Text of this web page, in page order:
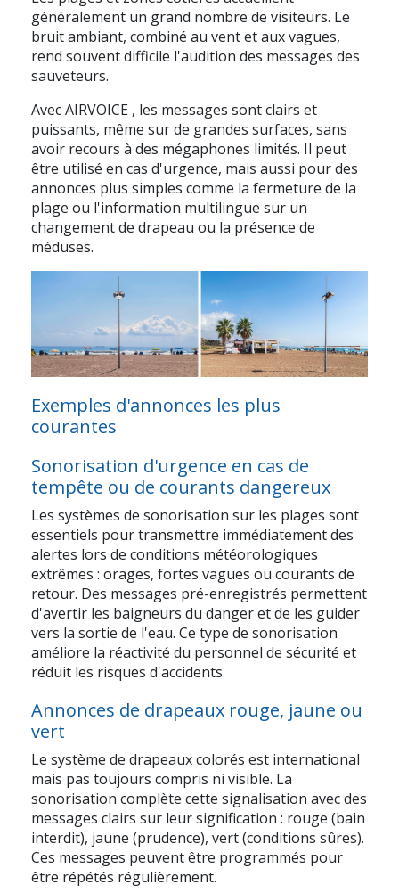
généralement un grand nombre de visiteurs. Le
bruit ambiant, combiné au vent et aux vagues,
rend souvent difficile l'audition des messages des
sauveteurs.
AvecAIRVOICE , les messages sont clairs et
puissants, même sur de grandes surfaces, sans
avoir recours à des mégaphones limités. Il peut
être utilisé en cas d'urgence, mais aussi pour des
annonces plus simples comme la fermeture de la
plage ou l'information multilingue sur un
changement de drapeau ou la présence de
méduses.
Exemples d'annonces les plus
courantes
Sonorisation d'urgence en cas de
tempête ou de courants dangereux
Les systèmes de sonorisation sur les plages sont
essentiels pour transmettre immédiatement des
alertes lors de conditions météorologiques
extrêmes : orages, fortes vagues ou courants de
retour. Des messages pré-enregistrés permettent
d'avertir les baigneurs du danger et de les guider
vers la sortie de l'eau. Ce type de sonorisation
améliore la réactivité du personnel de sécurité et
réduit les risques d'accidents.
Annonces de drapeaux rouge, jaune ou
vert
Le système de drapeaux colorés est international
mais pas toujours compris ni visible. La
sonorisation complète cette signalisation avec des
messages clairs sur leur signification : rouge (bain
interdit), jaune (prudence), vert (conditions sûres).
Ces messages peuvent être programmés pour
être répétés régulièrement.